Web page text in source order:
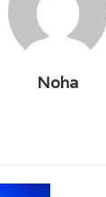
Noha